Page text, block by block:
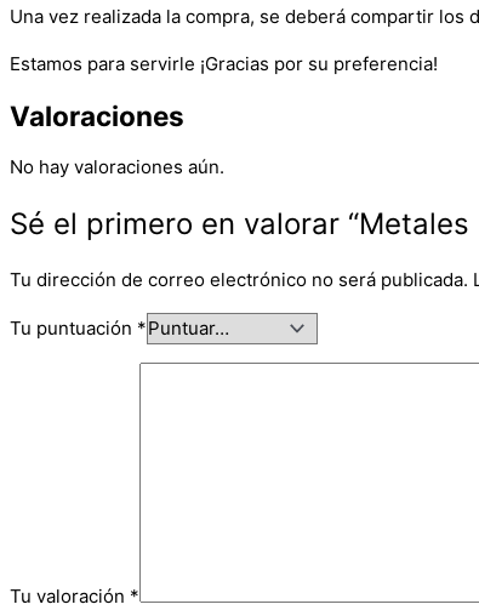
Una vez realizada la compra, se deberá compartir
Estamos para servirle ¡Gracias por su preferencia!
Valoraciones
No hay valoraciones aún.
Sé el primero en valorar
Tu dirección de correo electrónico no será publicada.
Tu puntuación *
Tu valoración *